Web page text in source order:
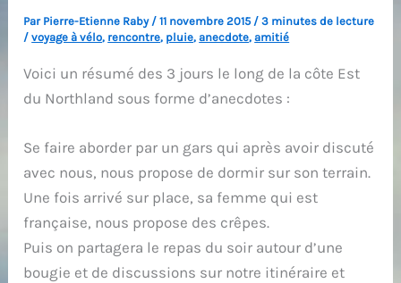
Par Pierre-Etienne Raby /11 novembre 2015 /3 minutes de lecture
/voyage à vélo, rencontre, pluie,anecdote,amitié
Voici un résumé des 3 jours le long de la côte Est
du Northland sous forme d’anecdotes :
Se faire aborder par un gars qui après avoir discuté
avec nous, nous propose de dormir sur son terrain.
Une fois arrivé sur place, sa femme qui est
française, nous propose des crêpes.
Puis on partagera le repas du soir autour d’une
bougie et de discussions sur notre itinéraire et